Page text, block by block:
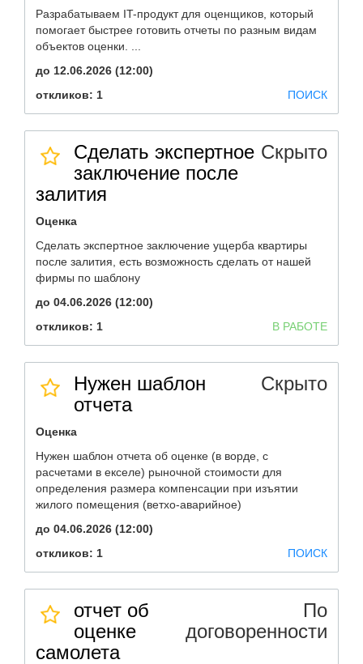
Разрабатываем IT-продукт для оценщиков, который
помогает быстрее готовить отчеты по разным видам
объектов оценки. ...
до 12.06.2026 (12:00)
откликов: 1
ПОИСК
Сделать экспертное
заключение после
залития
Скрыто
Оценка
Сделать экспертное заключение ущерба квартиры
после залития, есть возможность сделать от нашей
фирмы по шаблону
до 04.06.2026 (12:00)
откликов: 1
В РАБОТЕ
Нужен шаблон
отчета
Скрыто
Оценка
Нужен шаблон отчета об оценке (в ворде, с
расчетами в екселе) рыночной стоимости для
определения размера компенсации при изъятии
жилого помещения (ветхо-аварийное)
до 04.06.2026 (12:00)
откликов: 1
ПОИСК
отчет об
оценке
самолета
По
договоренности